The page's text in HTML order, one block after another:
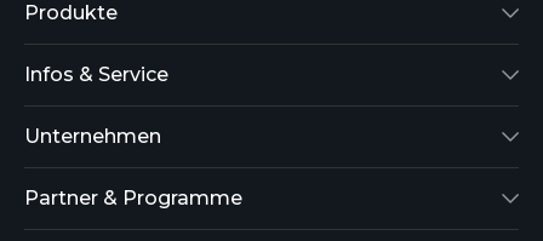
Produkte
Reolink Lumus
Argus 2
Reolink Go
Infos & Service
Support
Blog
Unternehmen
Über uns
Partner & Programme